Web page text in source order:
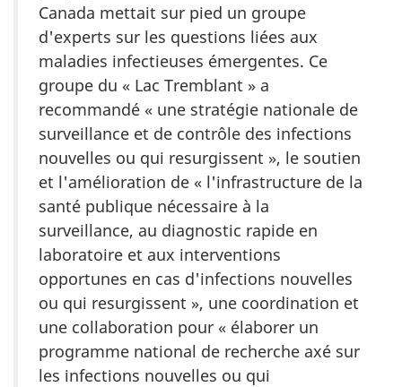
Canada mettait sur pied un groupe
d'experts sur les questions liées aux
maladies infectieuses émergentes. Ce
groupe du « Lac Tremblant » a
recommandé « une stratégie nationale de
surveillance et de contrôle des infections
nouvelles ou qui resurgissent », le soutien
et l'amélioration de « l'infrastructure de la
santé publique nécessaire à la
surveillance, au diagnostic rapide en
laboratoire et aux interventions
opportunes en cas d'infections nouvelles
ou qui resurgissent », une coordination et
une collaboration pour « élaborer un
programme national de recherche axé sur
les infections nouvelles ou qui